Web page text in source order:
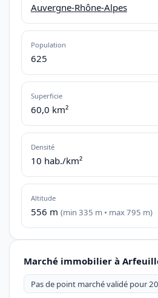
Auvergne-Rhône-Alpes
Population
625
Superficie
60,0 km²
Densité
10 hab./km²
Altitude
556 m (min 335 m • max 795 m)
Marché immobilier à
Pas de point marché validé pour